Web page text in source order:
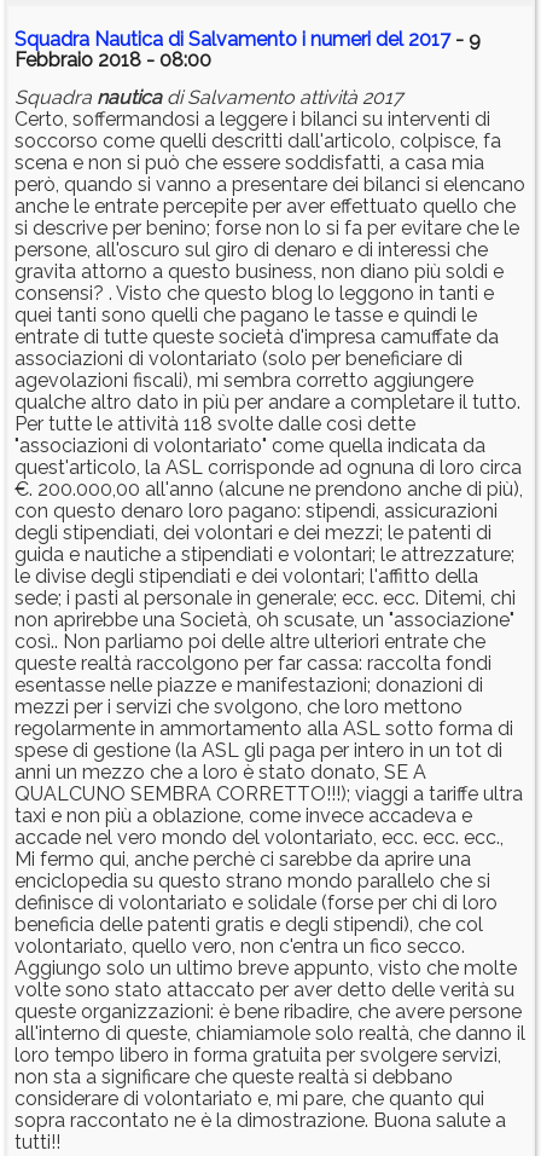
Squadra Nautica di Salvamento i numeri del 2017- 9
Febbraio 2018 - 08:00
Squadra nauticadi Salvamento attività 2017
Certo, soffermandosi a leggere i bilanci su interventi di
soccorso come quelli descritti dall'articolo, colpisce, fa
scena e non si può che essere soddisfatti, a casa mia
però, quando si vanno a presentare dei bilanci si elencano
anche le entrate percepite per aver effettuato quello che
si descrive per benino; forse non lo si fa per evitare che le
persone, all'oscuro sul giro di denaro e di interessi che
gravita attorno a questo business, non diano più soldi e
consensi? . Visto che questo blog lo leggono in tanti e
quei tanti sono quelli che pagano le tasse e quindi le
entrate di tutte queste società d'impresa camuffate da
associazioni di volontariato (solo per beneficiare di
agevolazioni fiscali), mi sembra corretto aggiungere
qualche altro dato in più per andare a completare il tutto.
Per tutte le attività 118 svolte dalle così dette
"associazioni di volontariato" come quella indicata da
quest'articolo, la ASL corrisponde ad ognuna di loro circa
€. 200.000,00 all'anno (alcune ne prendono anche di più),
con questo denaro loro pagano: stipendi, assicurazioni
degli stipendiati, dei volontari e dei mezzi; le patenti di
guida e nautiche a stipendiati e volontari; le attrezzature;
le divise degli stipendiati e dei volontari; l'affitto della
sede; i pasti al personale in generale; ecc. ecc. Ditemi, chi
non aprirebbe una Società, oh scusate, un "associazione"
così.. Non parliamo poi delle altre ulteriori entrate che
queste realtà raccolgono per far cassa: raccolta fondi
esentasse nelle piazze e manifestazioni; donazioni di
mezzi per i servizi che svolgono, che loro mettono
regolarmente in ammortamento alla ASL sotto forma di
spese di gestione (la ASL gli paga per intero in un tot di
anni un mezzo che a loro è stato donato, SE A
QUALCUNO SEMBRA CORRETTO!!!); viaggi a tariffe ultra
taxi e non più a oblazione, come invece accadeva e
accade nel vero mondo del volontariato, ecc. ecc. ecc.,
Mi fermo qui, anche perchè ci sarebbe da aprire una
enciclopedia su questo strano mondo parallelo che si
definisce di volontariato e solidale (forse per chi di loro
beneficia delle patenti gratis e degli stipendi), che col
volontariato, quello vero, non c'entra un fico secco.
Aggiungo solo un ultimo breve appunto, visto che molte
volte sono stato attaccato per aver detto delle verità su
queste organizzazioni: è bene ribadire, che avere persone
all'interno di queste, chiamiamole solo realtà, che danno il
loro tempo libero in forma gratuita per svolgere servizi,
non sta a significare che queste realtà si debbano
considerare di volontariato e, mi pare, che quanto qui
sopra raccontato ne è la dimostrazione. Buona salute a
tutti!!